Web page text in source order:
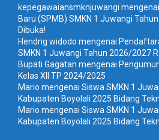
kepegawaiansmknjuwangi mengenai
Baru (SPMB) SMKN 1 Juwangi
Dibuka!
Hendrig widodo mengenai
SMKN 1 Juwangi Tahun 2026/2027
Bupati Gagatan mengenai
Kelas XII TP 2024/2025
Mario mengenai Siswa SMKN 1
Kabupaten Boyolali 2025 Bidang
Mario mengenai Siswa SMKN 1
Kabupaten Boyolali 2025 Bidang